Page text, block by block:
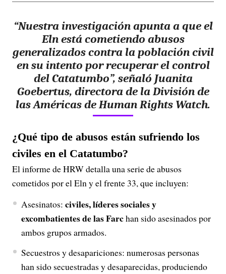
“Nuestra investigación apunta a que el
Eln está cometiendo abusos
generalizados contra la población civil
en su intento por recuperar el control
del Catatumbo”, señaló Juanita
Goebertus, directora de la División de
las Américas de Human Rights Watch.
¿Qué tipo de abusos están sufriendo los
civiles en el Catatumbo?
El informe de HRW detalla una serie de abusos
cometidos por el Eln y el frente 33, que incluyen:
Asesinatos: civiles, líderes sociales y
excombatientes de las Farchan sido asesinados por
ambos grupos armados.
Secuestros y desapariciones: numerosas personas
han sido secuestradas y desaparecidas, produciendo